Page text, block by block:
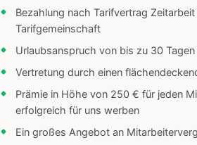
Bezahlung nach Tarifvertrag Zeitarbeit
Tarifgemeinschaft
Urlaubsanspruch von bis zu 30
Vertretung durch einen
Prämie in Höhe von 250 € für jeden
erfolgreich für uns werben
Ein großes Angebot an